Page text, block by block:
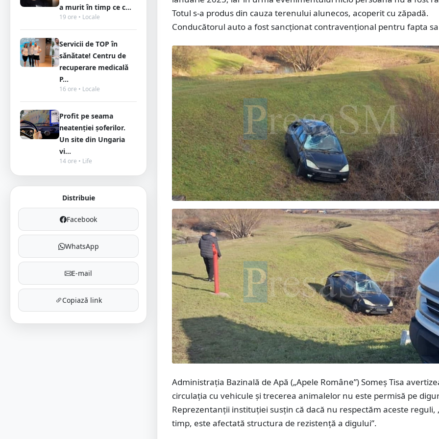
a murit în timp ce c...
19 ore • Locale
Servicii de TOP în
sănătate! Centru de
recuperare medicală
P...
16 ore • Locale
Profit pe seama
neatenției șoferilor.
Un site din Ungaria
vi...
14 ore • Life
Distribuie
Facebook
WhatsApp
E-mail
Copiază link
Totul s-a produs din cauza terenului alunecos, acoperit cu zăpadă.
Conducătorul auto a fost sancționat contravențional pentru fapta
Administrația Bazinală de Apă („Apele Române”) Someș Tisa
circulația cu vehicule și trecerea animalelor nu este permisă pe
Reprezentanții instituției susțin că dacă nu respectăm aceste reguli,
timp, este afectată structura de rezistență a digului”.